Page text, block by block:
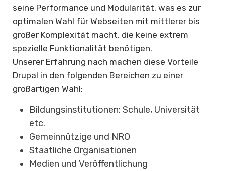
seine Performance und Modularität, was es zur
optimalen Wahl für Webseiten mit mittlerer bis
großer Komplexität macht, die keine extrem
spezielle Funktionalität benötigen.
Unserer Erfahrung nach machen diese Vorteile
Drupal in den folgenden Bereichen zu einer
großartigen Wahl:
Bildungsinstitutionen: Schule, Universität
etc.
Gemeinnützige und NRO
Staatliche Organisationen
Medien und Veröffentlichung